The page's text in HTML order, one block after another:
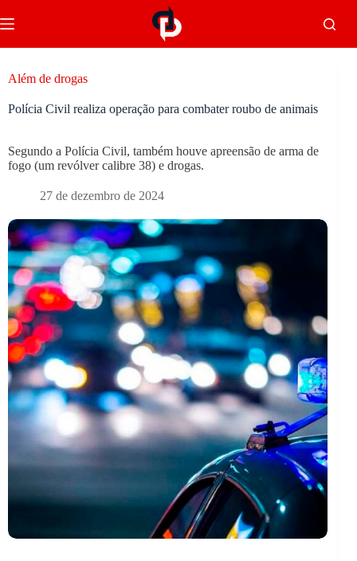
Além de drogas
Polícia Civil realiza operação para combater roubo de animais
Segundo a Polícia Civil, também houve apreensão de arma de
fogo (um revólver calibre 38) e drogas.
27 de dezembro de 2024